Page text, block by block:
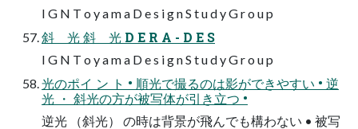
I G N T o y a m a D e s i g n S t u d y G r o u p
斜 光 斜 光 D E R A - D E S
I G N T o y a m a D e s i g n S t u d y G r o u p
光のポイ ン ト • 順光で撮るのは影ができやすい • 逆
光 ・ 斜光の方が被写体が引き立つ •
逆光 （斜光） の時は背景が飛んでも構わない • 被写